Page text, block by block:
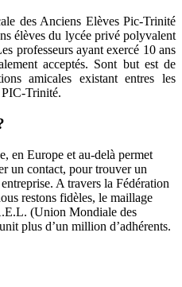
des Anciens Elèves Pic-Trinité
élèves du lycée privé polyvalent
professeurs ayant exercé 10 ans
acceptés. Sont but est de
amicales existant entres les
PIC-Trinité.
en Europe et au-delà permet
un contact, pour trouver un
A travers la Fédération
restons fidèles, le maillage
(Union Mondiale des
plus d’un million d’adhérents.